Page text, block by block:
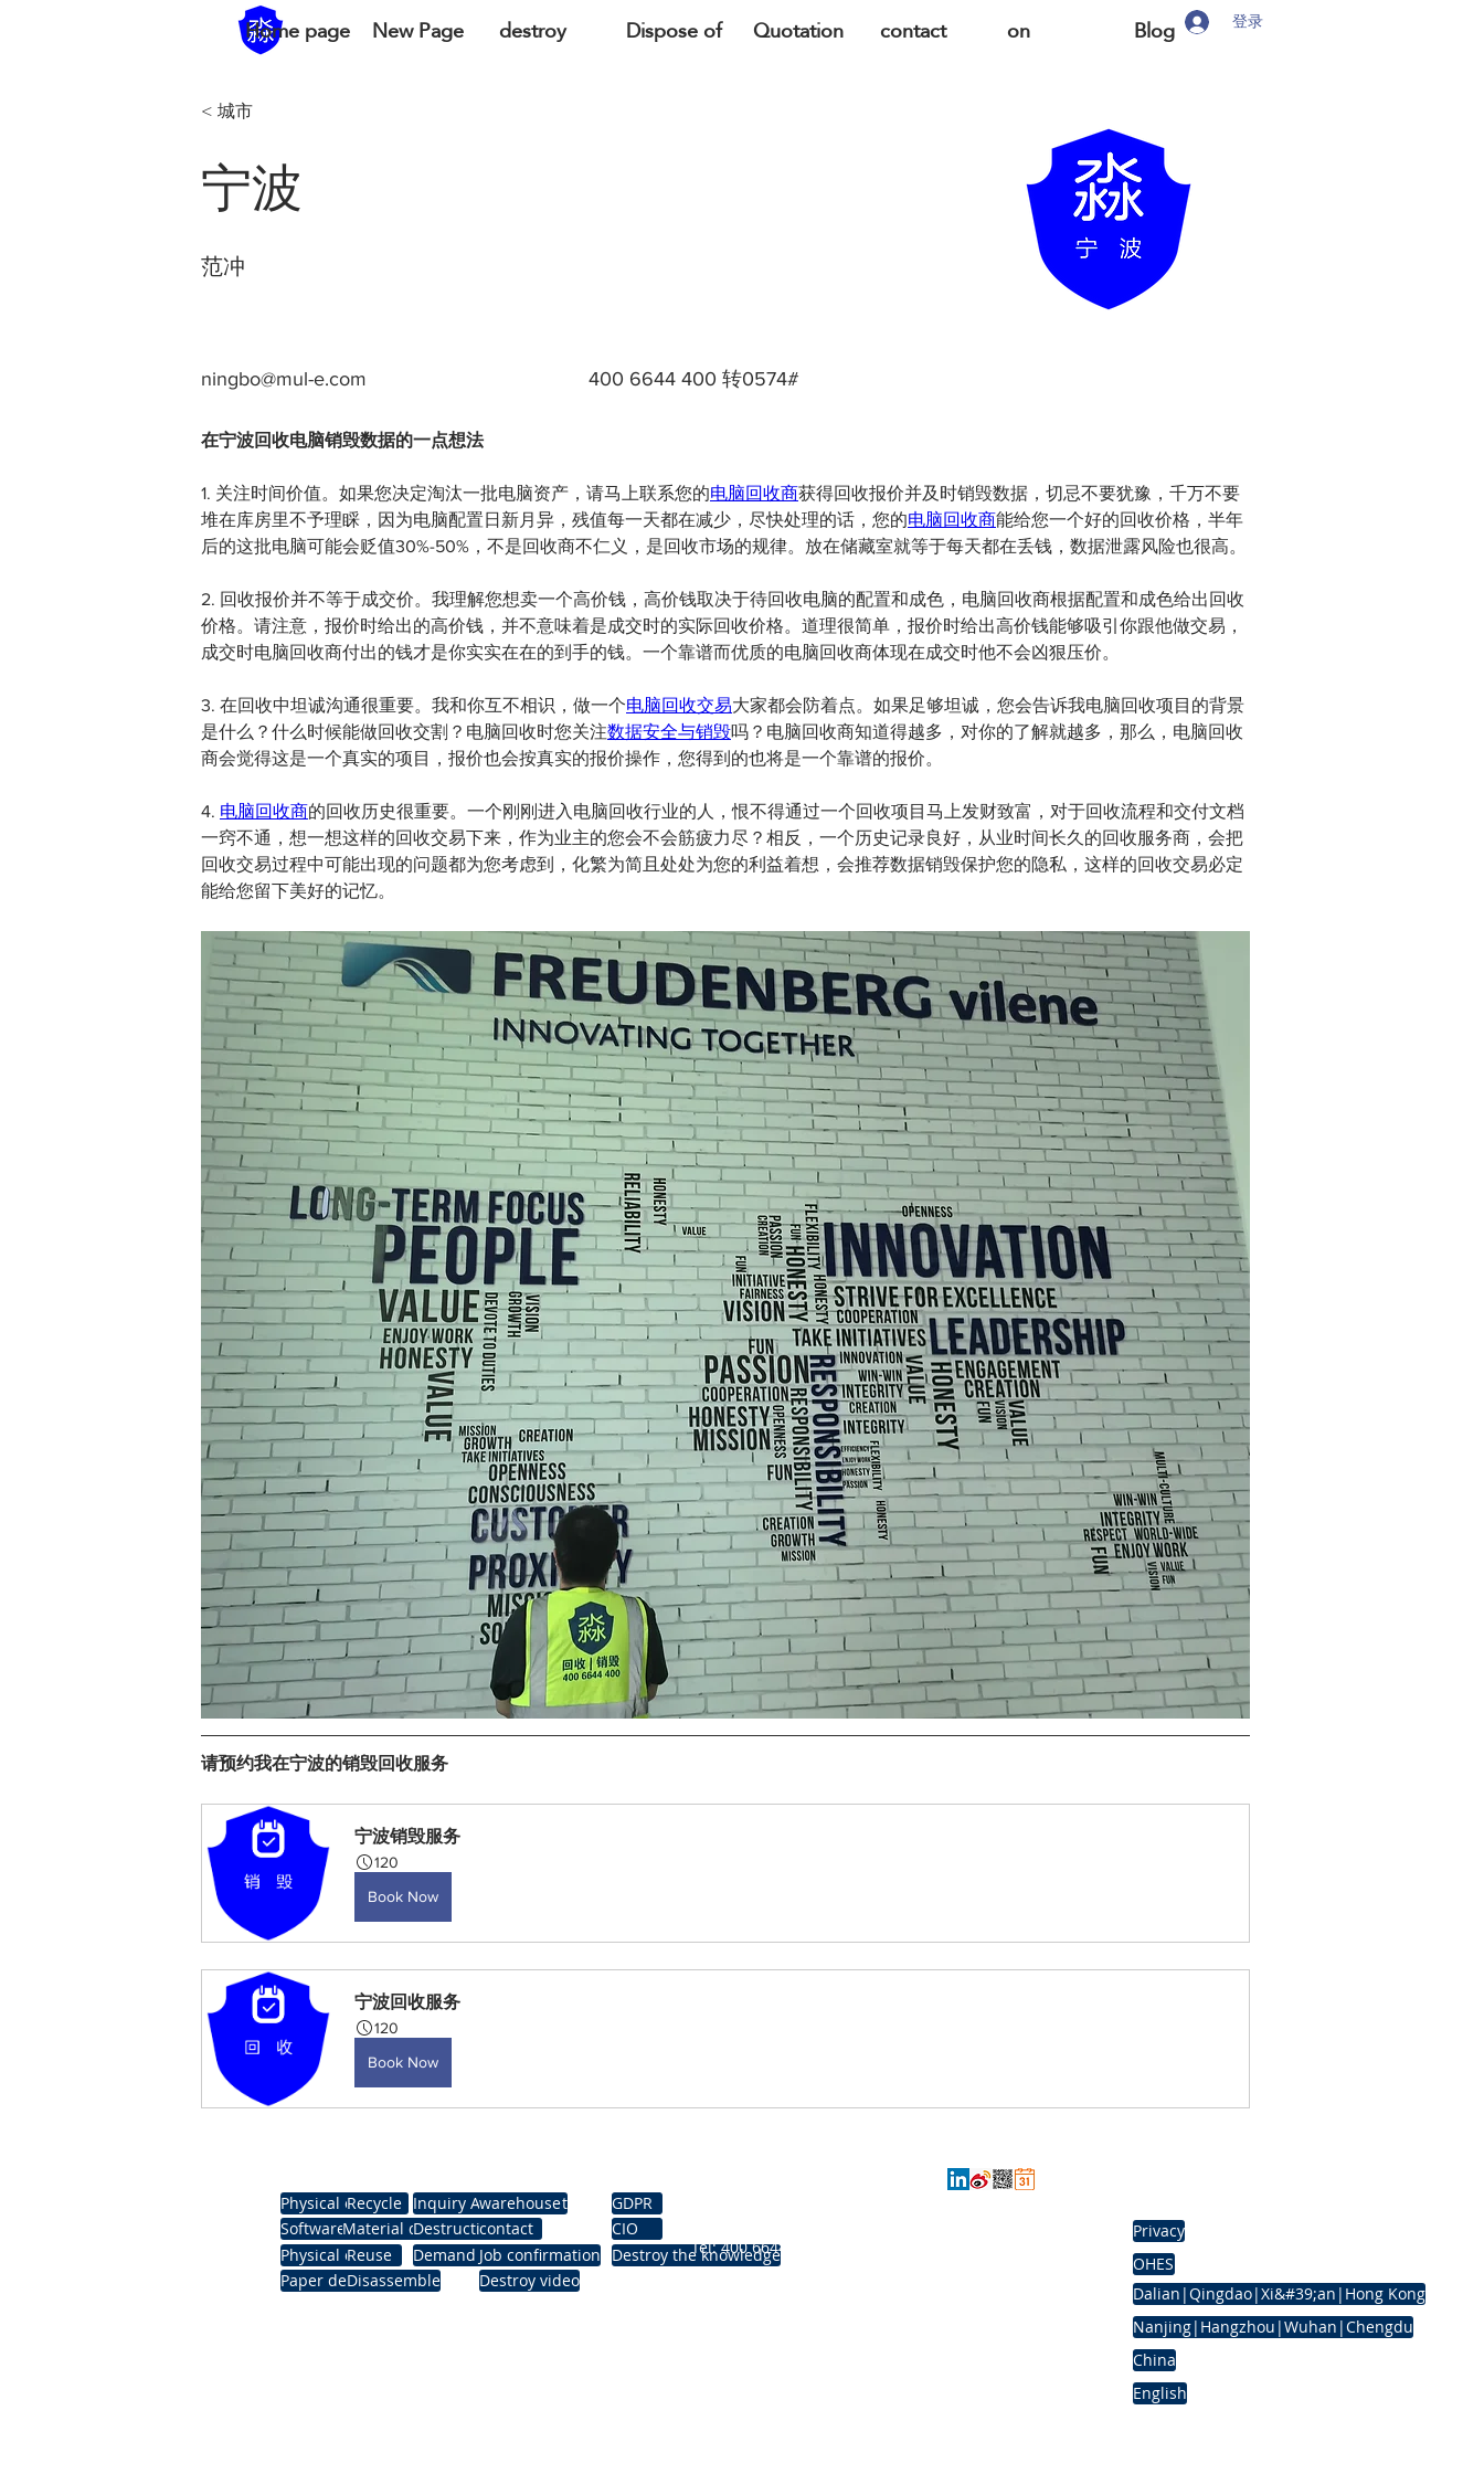
Home page New Page destroy Dispose of Quotation contact on Blog 登录
< 城市
宁波
范冲
ningbo@mul-e.com 400 6644 400 转0574#
在宁波回收电脑销毁数据的一点想法
1. 关注时间价值。如果您决定淘汰一批电脑资产，请马上联系您的电脑回收商获得回收报价并及时销毁数据，切忌不要犹豫，千万不要
堆在库房里不予理睬，因为电脑配置日新月异，残值每一天都在减少，尽快处理的话，您的电脑回收商能给您一个好的回收价格，半年
后的这批电脑可能会贬值30%-50%，不是回收商不仁义，是回收市场的规律。放在储藏室就等于每天都在丢钱，数据泄露风险也很高。
2. 回收报价并不等于成交价。我理解您想卖一个高价钱，高价钱取决于待回收电脑的配置和成色，电脑回收商根据配置和成色给出回收
价格。请注意，报价时给出的高价钱，并不意味着是成交时的实际回收价格。道理很简单，报价时给出高价钱能够吸引你跟他做交易，
成交时电脑回收商付出的钱才是你实实在在的到手的钱。一个靠谱而优质的电脑回收商体现在成交时他不会凶狠压价。
3. 在回收中坦诚沟通很重要。我和你互不相识，做一个电脑回收交易大家都会防着点。如果足够坦诚，您会告诉我电脑回收项目的背景
是什么？什么时候能做回收交割？电脑回收时您关注数据安全与销毁吗？电脑回收商知道得越多，对你的了解就越多，那么，电脑回收
商会觉得这是一个真实的项目，报价也会按真实的报价操作，您得到的也将是一个靠谱的报价。
4. 电脑回收商的回收历史很重要。一个刚刚进入电脑回收行业的人，恨不得通过一个回收项目马上发财致富，对于回收流程和交付文档
一窍不通，想一想这样的回收交易下来，作为业主的您会不会筋疲力尽？相反，一个历史记录良好，从业时间长久的回收服务商，会把
回收交易过程中可能出现的问题都为您考虑到，化繁为简且处处为您的利益着想，会推荐数据销毁保护您的隐私，这样的回收交易必定
能给您留下美好的记忆。
请预约我在宁波的销毁回收服务
宁波销毁服务
120
Book Now
宁波回收服务
120
Book Now
Physical erasure
Recycle Inquiry Appointment
warehouse
GDPR
Software erase
Physical crush
Paper destruction
Material destruction
Reuse
Disassemble
Destruction tool
Demand registration
contact
Job confirmation
Destroy video
CIO
Destroy the knowledge
​Tel: 400 6644 400
Privacy
OHES
Dalian|Qingdao|Xi&#39;an|Hong Kong
Nanjing|Hangzhou|Wuhan|Chengdu
China
English